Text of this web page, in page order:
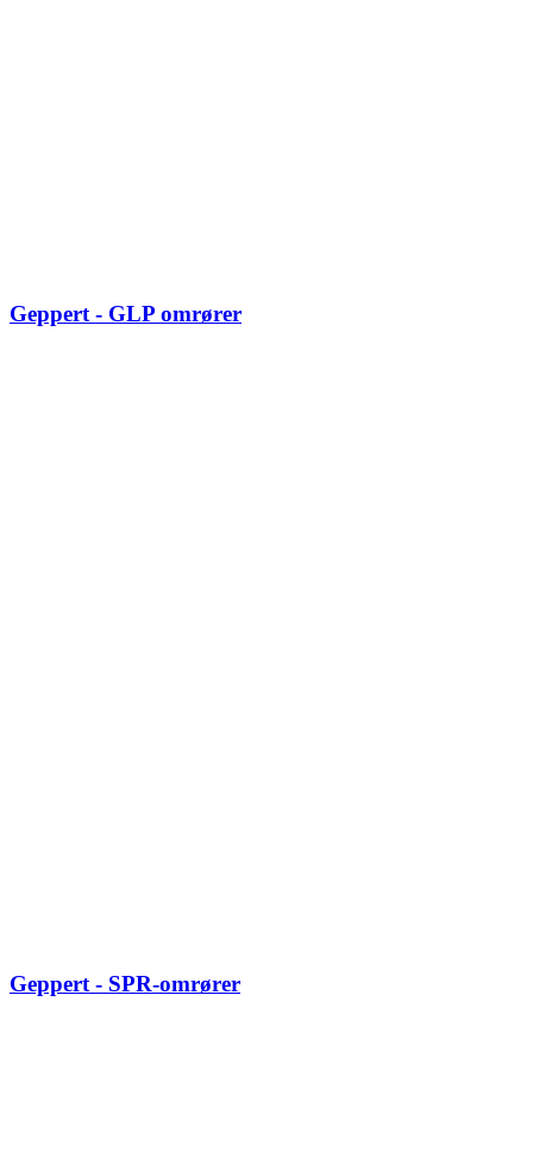
Geppert - GLP omrører
Geppert - SPR-omrører